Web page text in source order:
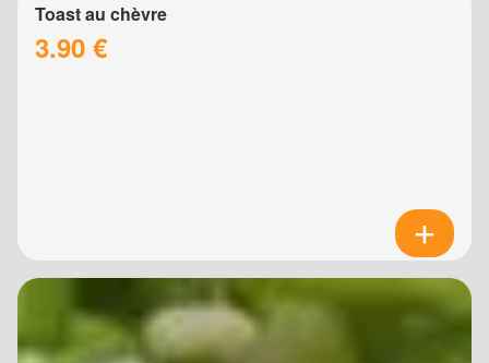
Toast au chèvre
3.90 €